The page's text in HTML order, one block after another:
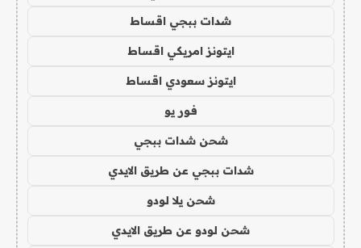
شدات ببجي اقساط
ايتونز امريكي اقساط
ايتونز سعودي اقساط
فور يو
شحن شدات ببجي
شدات ببجي عن طريق الايدي
شحن يلا لودو
شحن لودو عن طريق الايدي